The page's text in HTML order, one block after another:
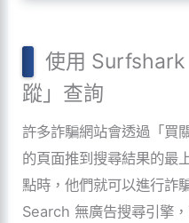
使用
蹤」查詢
許多詐騙網站會透過「買
的頁面推到搜尋結果的最
點時，他們就可以進行詐
Search 無廣告搜尋引擎